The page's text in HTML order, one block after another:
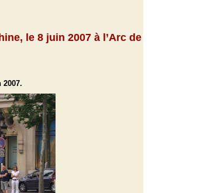
le 8 juin 2007 à l’Arc de